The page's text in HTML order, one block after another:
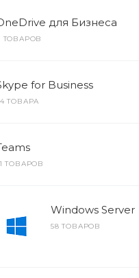
для Бизнеса
ТОВАРОВ
for Business
ТОВАРА
ТОВАРОВ
Windows Server
58 ТОВАРОВ